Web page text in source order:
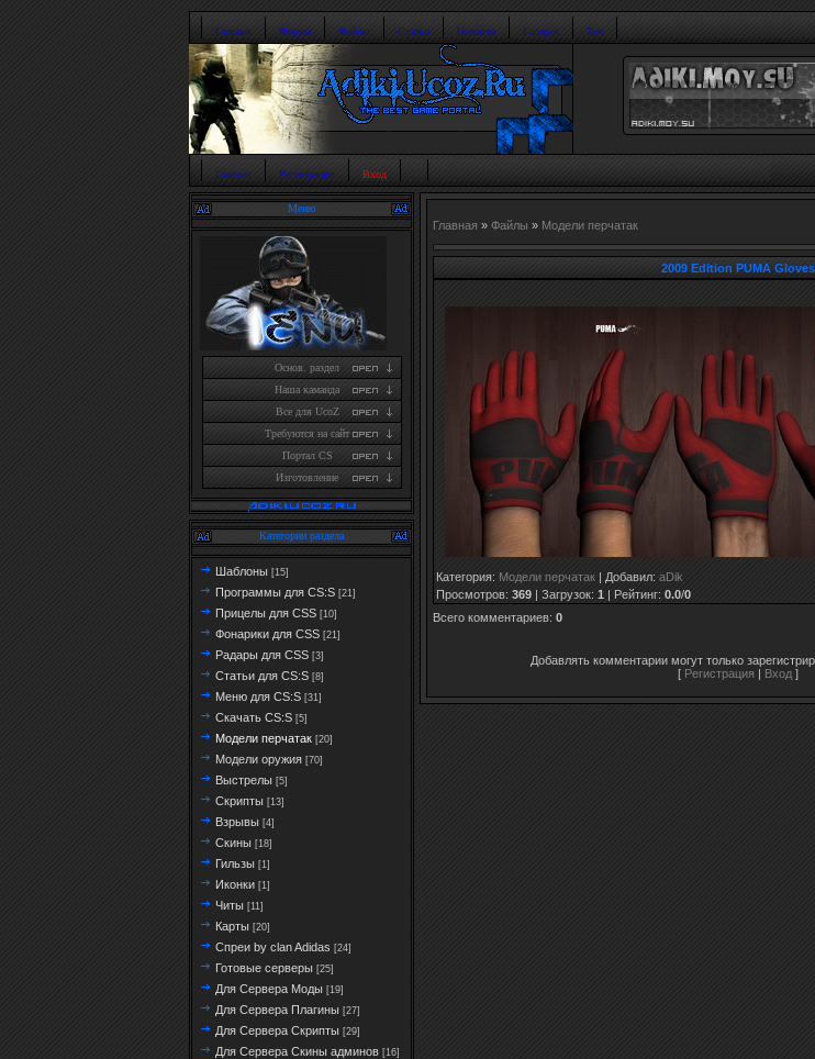
Главная Форум Файлы Статьи Новости Галерея Топ
Главная Регистрация Вход
Меню
Основ. раздел
Наша каманда
Все для UcoZ
Требуются на сайт
Портал CS
Изготовление
Категории раздела
Шаблоны [15]
Программы для CS:S [21]
Прицелы для CSS [10]
Фонарики для CSS [21]
Радары для CSS [3]
Статьи для CS:S [8]
Меню для CS:S [31]
Скачать CS:S [5]
Модели перчатак [20]
Модели оружия [70]
Выстрелы [5]
Скрипты [13]
Взрывы [4]
Скины [18]
Гильзы [1]
Иконки [1]
Читы [11]
Карты [20]
Спреи by clan Adidas [24]
Готовые серверы [25]
Для Сервера Моды [19]
Для Сервера Плагины [27]
Для Сервера Скрипты [29]
Для Сервера Скины админов [16]
Главная » Файлы » Модели перчатак
2009 Edition PUMA Gloves
Категория: Модели перчатак | Добавил: aDik
Просмотров: 369 | Загрузок: 1 | Рейтинг: 0.0/0
Всего комментариев: 0
Добавлять комментарии могут только
[ Регистрация | Вход ]